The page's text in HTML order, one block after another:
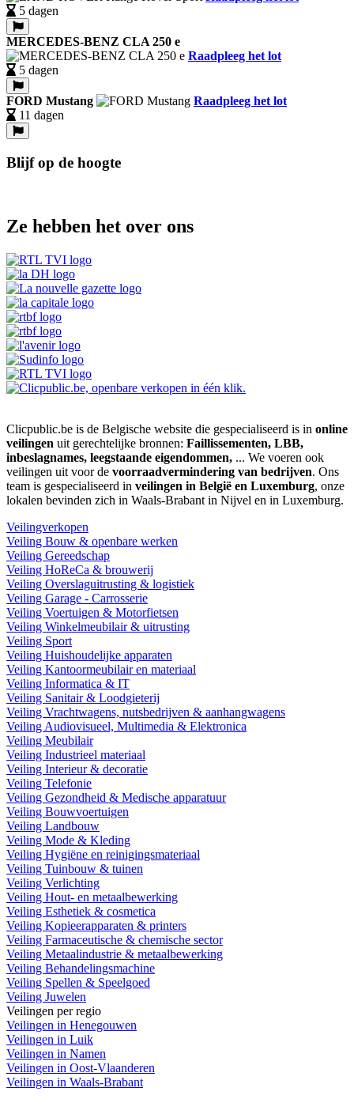
5 dagen
MERCEDES-BENZ CLA 250 e
Raadpleeg het lot
5 dagen
FORD Mustang
Raadpleeg het lot
11 dagen
Blijf op de hoogte
Ze hebben het over ons
Clicpublic.be is de Belgische website die gespecialiseerd is in online
veilingen uit gerechtelijke bronnen: Faillissementen, LBB,
inbeslagnames, leegstaande eigendommen, ... We voeren ook
veilingen uit voor de voorraadvermindering van bedrijven. Ons
team is gespecialiseerd in veilingen in België en Luxemburg, onze
lokalen bevinden zich in Waals-Brabant in Nijvel en in Luxemburg.
Veilingverkopen
Veiling Bouw & openbare werken
Veiling Gereedschap
Veiling HoReCa & brouwerij
Veiling Overslaguitrusting & logistiek
Veiling Garage - Carrosserie
Veiling Voertuigen & Motorfietsen
Veiling Winkelmeubilair & uitrusting
Veiling Sport
Veiling Huishoudelijke apparaten
Veiling Kantoormeubilair en materiaal
Veiling Informatica & IT
Veiling Sanitair & Loodgieterij
Veiling Vrachtwagens, nutsbedrijven & aanhangwagens
Veiling Audiovisueel, Multimedia & Elektronica
Veiling Meubilair
Veiling Industrieel materiaal
Veiling Interieur & decoratie
Veiling Telefonie
Veiling Gezondheid & Medische apparatuur
Veiling Bouwvoertuigen
Veiling Landbouw
Veiling Mode & Kleding
Veiling Hygiëne en reinigingsmateriaal
Veiling Tuinbouw & tuinen
Veiling Verlichting
Veiling Hout- en metaalbewerking
Veiling Esthetiek & cosmetica
Veiling Kopieerapparaten & printers
Veiling Farmaceutische & chemische sector
Veiling Metaalindustrie & metaalbewerking
Veiling Behandelingsmachine
Veiling Spellen & Speelgoed
Veiling Juwelen
Veilingen per regio
Veilingen in Henegouwen
Veilingen in Luik
Veilingen in Namen
Veilingen in Oost-Vlaanderen
Veilingen in Waals-Brabant